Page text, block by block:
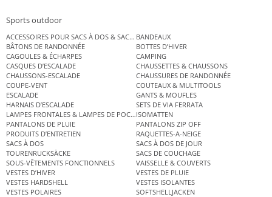
Sports outdoor
ACCESSOIRES POUR SACS À DOS & SACS ÉTANCHES
BANDEAUX
BÂTONS DE RANDONNÉE
BOTTES D’HIVER
CAGOULES & ÉCHARPES
CAMPING
CASQUES D’ESCALADE
CHAUSSETTES & CHAUSSONS
CHAUSSONS-ESCALADE
CHAUSSURES DE RANDONNÉE
COUPE-VENT
COUTEAUX & MULTITOOLS
ESCALADE
GANTS & MOUFLES
HARNAIS D’ESCALADE
SETS DE VIA FERRATA
LAMPES FRONTALES & LAMPES DE POCHEISOMATTEN
PANTALONS DE PLUIE
PANTALONS ZIP OFF
PRODUITS D’ENTRETIEN
RAQUETTES-A-NEIGE
SACS À DOS
SACS À DOS DE JOUR
TOURENRUCKSÄCKE
SACS DE COUCHAGE
SOUS-VÊTEMENTS FONCTIONNELS
VAISSELLE & COUVERTS
VESTES D’HIVER
VESTES DE PLUIE
VESTES HARDSHELL
VESTES ISOLANTES
VESTES POLAIRES
SOFTSHELLJACKEN